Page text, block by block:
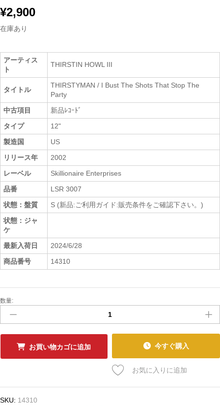
¥2,900
在庫あり
アーティス
ト
THIRSTIN HOWL III
タイトル
THIRSTYMAN / I Bust The Shots That Stop The
Party
中古項目
新品ﾚｺｰﾄﾞ
タイプ
12"
製造国
US
リリース年
2002
レーベル
Skillionaire Enterprises
品番
LSR 3007
状態：盤質
S (新品:ご利用ガイド:販売条件をご確認下さい。)
状態：ジャ
ケ
最新入荷日
2024/6/28
商品番号
14310
新
ﾚ
ｺ
ﾄﾞ
III
-
数量:
お買い物カゴに追加 今すぐ購入
お気に入りに追加
SKU: 14310